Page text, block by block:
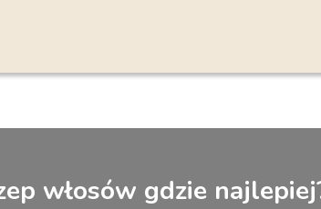
włosów gdzie